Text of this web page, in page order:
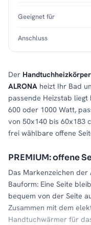
Der
ALRONA heizt Ihr Bad
passende Heizstab
600 oder 1000 Watt,
von 50x140 bis 60x183
frei wählbare offene
PREMIUM: offene
Das Markenzeichen der
Bauform: Eine Seite
bequem von der Seite
Zusammen mit dem
Handtuchwärmer für
Geeignet für
Anschluss